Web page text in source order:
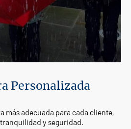
Personalizada
más adecuada para cada cliente,
y seguridad.